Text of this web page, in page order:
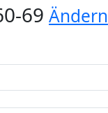
69 Ändern